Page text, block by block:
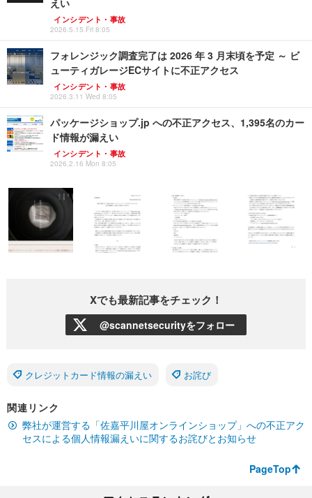
インシデント・事故
2026.5.15 Fri 8:05
フォレンジック調査完了は 2026 年 3 月末頃を予定 ～ ビ
ューティガレージECサイトに不正アクセス
インシデント・事故
2026.3.11 Wed 8:05
パッケージショップ.jp への不正アクセス、1,395名のカー
ド情報が漏えい
インシデント・事故
2026.2.16 Mon 8:05
Xでも最新記事をチェック！
@scannetsecurityをフォロー
クレジットカード情報の漏えい お詫び
関連リンク
弊社が運営する「佐嘉平川屋オンラインショップ」への不正アク
セスによる個人情報漏えいに関するお詫びとお知らせ
PageTop